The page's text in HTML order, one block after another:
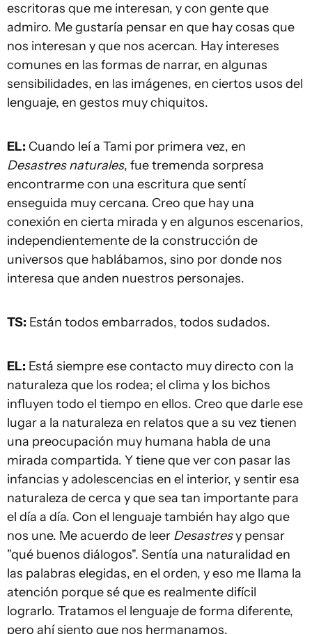
escritoras que me interesan, y con gente que
admiro. Me gustaría pensar en que hay cosas que
nos interesan y que nos acercan. Hay intereses
comunes en las formas de narrar, en algunas
sensibilidades, en las imágenes, en ciertos usos del
lenguaje, en gestos muy chiquitos.
EL: Cuando leí a Tami por primera vez, en
Desastres naturales, fue tremenda sorpresa
encontrarme con una escritura que sentí
enseguida muy cercana. Creo que hay una
conexión en cierta mirada y en algunos escenarios,
independientemente de la construcción de
universos que hablábamos, sino por donde nos
interesa que anden nuestros personajes.
TS: Están todos embarrados, todos sudados.
EL: Está siempre ese contacto muy directo con la
naturaleza que los rodea; el clima y los bichos
influyen todo el tiempo en ellos. Creo que darle ese
lugar a la naturaleza en relatos que a su vez tienen
una preocupación muy humana habla de una
mirada compartida. Y tiene que ver con pasar las
infancias y adolescencias en el interior, y sentir esa
naturaleza de cerca y que sea tan importante para
el día a día. Con el lenguaje también hay algo que
nos une. Me acuerdo de leer Desastresy pensar
"qué buenos diálogos". Sentía una naturalidad en
las palabras elegidas, en el orden, y eso me llama la
atención porque sé que es realmente difícil
lograrlo. Tratamos el lenguaje de forma diferente,
pero ahí siento que nos hermanamos.